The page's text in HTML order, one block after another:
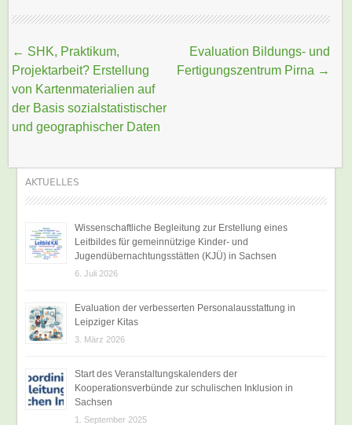
Beitragsnavigation
← SHK, Praktikum,
Projektarbeit? Erstellung
von Kartenmaterialien auf
der Basis sozialstatistischer
und geographischer Daten
Evaluation Bildungs- und
Fertigungszentrum Pirna →
AKTUELLES
Wissenschaftliche Begleitung zur Erstellung eines
Leitbildes für gemeinnützige Kinder- und
Jugendübernachtungsstätten (KJÜ) in Sachsen
6. Juli 2026
Evaluation der verbesserten Personalausstattung in
Leipziger Kitas
3. März 2026
Start des Veranstaltungskalenders der
Kooperationsverbünde zur schulischen Inklusion in
Sachsen
1. September 2025